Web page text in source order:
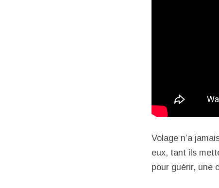
Volage n’a
eux, tant ils
pour guérir, une